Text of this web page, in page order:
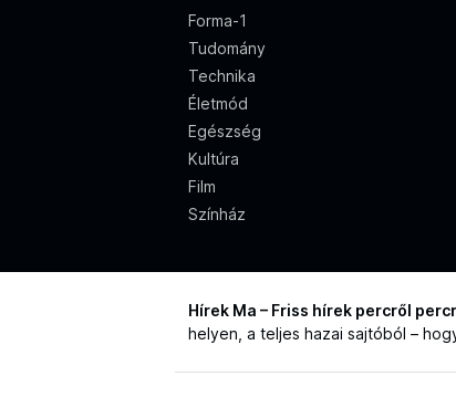
Forma-1
Tudomány
Technika
Életmód
Egészség
Kultúra
Film
Színház
Hírek Ma – Friss hírek percről
helyen, a teljes hazai sajtóból –